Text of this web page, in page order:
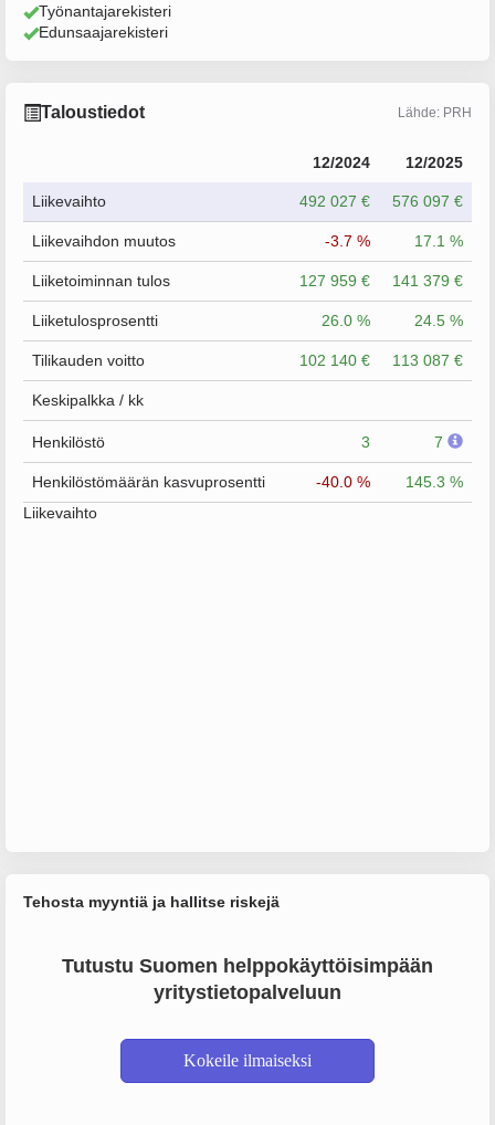
Työnantajarekisteri
Edunsaajarekisteri
Taloustiedot Lähde: PRH
12/2024 12/2025
Liikevaihto 492 027 € 576 097 €
Liikevaihdon muutos -3.7 % 17.1 %
Liiketoiminnan tulos 127 959 € 141 379 €
Liiketulosprosentti 26.0 % 24.5 %
Tilikauden voitto 102 140 € 113 087 €
Keskipalkka / kk
Henkilöstö 3 7
Henkilöstömäärän kasvuprosentti -40.0 %
145.3 %
Liikevaihto
Tehosta myyntiä ja hallitse riskejä
Tutustu Suomen helppokäyttöisimpään
yritystietopalveluun
Kokeile ilmaiseksi